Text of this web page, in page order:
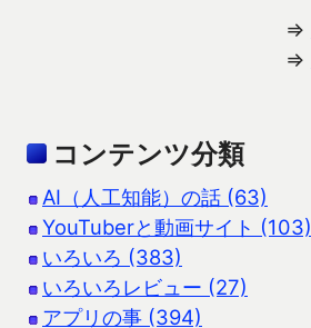
⇒
⇒
コンテンツ分類
AI（人工知能）の話 (63)
YouTuberと動画サイト (103)
いろいろ (383)
いろいろレビュー (27)
アプリの事 (394)